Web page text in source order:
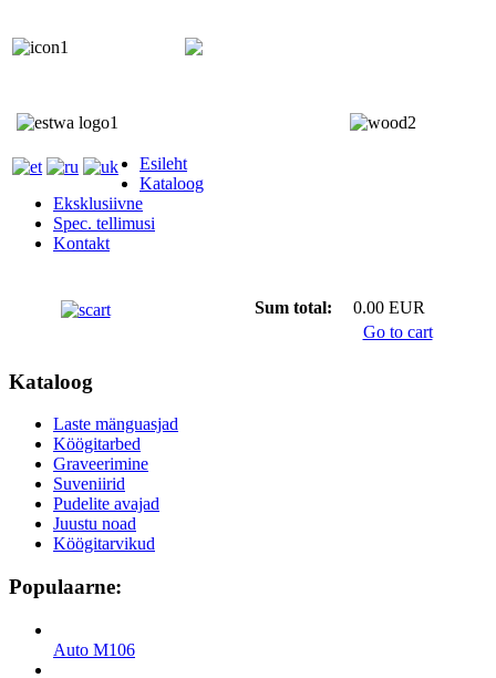
Esileht
Kataloog
Eksklusiivne
Spec. tellimusi
Kontakt
Sum total:
0.00 EUR
Go to cart
Kataloog
Laste mänguasjad
Köögitarbed
Graveerimine
Suveniirid
Pudelite avajad
Juustu noad
Köögitarvikud
Populaarne:
Auto М106